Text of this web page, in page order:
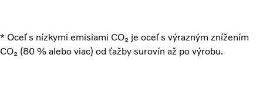
* Oceľ s nízkymi emisiami CO₂ je oceľ s výrazným znížením
CO₂ (80 % alebo viac) od ťažby surovín až po výrobu.